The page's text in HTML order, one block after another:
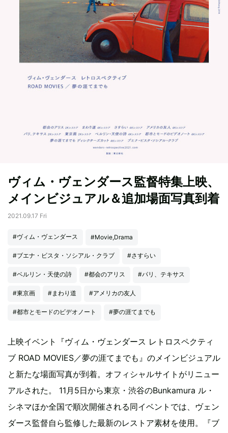
ヴィム・ヴェンダース監督特集上映、
メインビジュアル＆追加場面写真到着
2021.09.17 Fri
#ヴィム・ヴェンダース #Movie,Drama
#ブエナ・ビスタ・ソシアル・クラブ #さすらい
#ベルリン・天使の詩 #都会のアリス #パリ、テキサス
#東京画 #まわり道 #アメリカの友人
#都市とモードのビデオノート #夢の涯てまでも
上映イベント『ヴィム・ヴェンダース レトロスペクティ
ブ ROAD MOVIES／夢の涯てまでも』のメインビジュアル
と新たな場面写真が到着。オフィシャルサイトがリニュー
アルされた。 11月5日から東京・渋谷のBunkamura ル・
シネマほか全国で順次開催される同イベントでは、ヴェン
ダース監督自ら監修した最新のレストア素材を使用。『ブ